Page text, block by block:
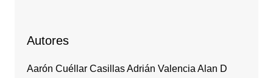
Autores
Aarón Cuéllar Casillas Adrián Valencia Alan D